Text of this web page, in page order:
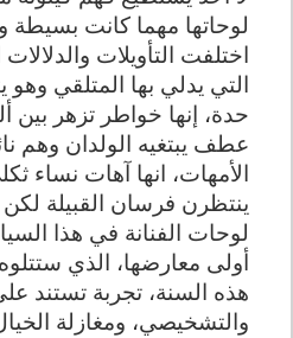
لوحاتها مهما كانت بسيطة
اختلفت التأويلات والدلالات
التي يدلي بها المتلقي
حدة، إنها خواطر تزهر بين
عطف يبتغيه الولدان وهم
الأمهات، انها آهات نساء
ينتظرن فرسان القبيلة
لوحات الفنانة في هذا
أولى معارضها، الذي
هذه السنة، تجربة تستند
والتشخيصي، ومغازلة